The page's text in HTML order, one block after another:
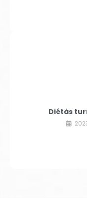
Diétás